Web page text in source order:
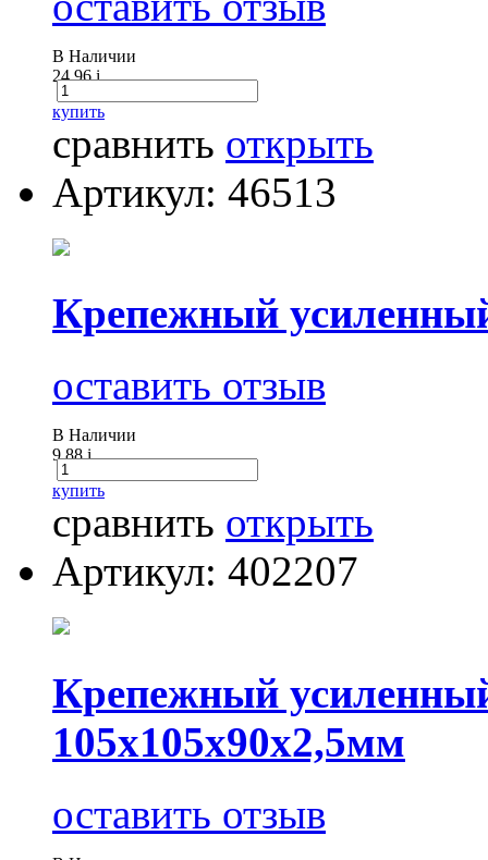
В Наличии
24.96i
купить
сравнить открыть
Артикул: 46513
Крепежный
оставить отзыв
В Наличии
9.88i
купить
сравнить открыть
Артикул: 402207
Крепежный
105х105х90x2,5мм
оставить отзыв